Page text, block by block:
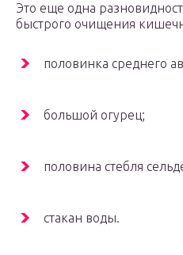
Это еще одна
быстрого очищения
половинка среднего
большой огурец;
половина стебля
стакан воды.